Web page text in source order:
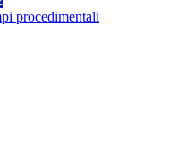
procedimentali